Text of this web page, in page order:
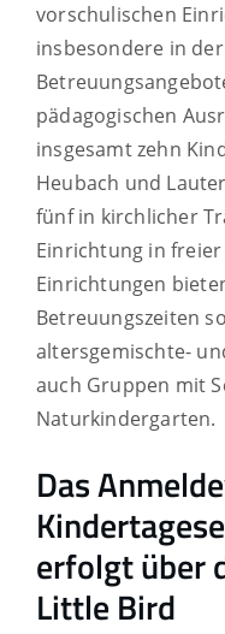
vorschulischen
insbesondere in
pädagogischen
insgesamt zehn
Heubach und
fünf in kirchlicher
Einrichtung in
Einrichtungen
Betreuungszeiten
altersgemischte-
auch Gruppen mit
Naturkindergarten.
Das
erfolgt über
Little Bird